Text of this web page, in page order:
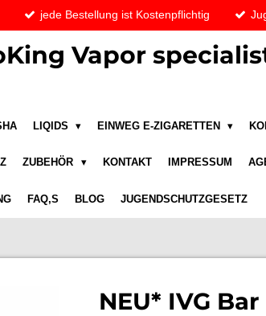
jede Bestellung ist Kostenpflichtig
Vapor
LIQIDS EINWEG E-ZIGARETTEN
ZUBEHÖR KONTAKT IMPRESSUM
FAQ,S BLOG JUGENDSCHUTZGESETZ
NEU* IVG